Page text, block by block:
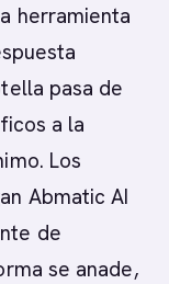
herramienta
pasa de
a la
Los
Abmatic AI
de
se anade,